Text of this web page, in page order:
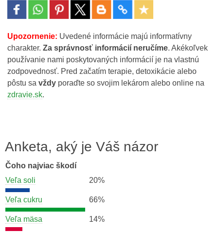
Upozornenie: Uvedené informácie majú informatívny
charakter. Za správnosť informácií neručíme. Akékoľvek
používanie nami poskytovaných informácií je na vlastnú
zodpovednosť. Pred začatím terapie, detoxikácie alebo
pôstu sa vždy poraďte so svojim lekárom alebo online na
zdravie.sk.
Anketa, aký je Váš názor
Čoho najviac škodí
Veľa soli 20%
Veľa cukru 66%
Veľa mäsa 14%